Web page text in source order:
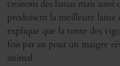
croisons des lamas mais
produisent la meilleure laine
explique que la tonte des
fois par an pour un maigre
animal